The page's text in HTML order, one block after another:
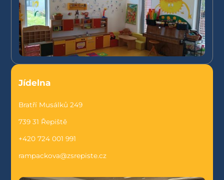
Jídelna
Bratří Musálků 249
739 31 Řepiště
+420 724 001 991
rampackova@zsrepiste.cz